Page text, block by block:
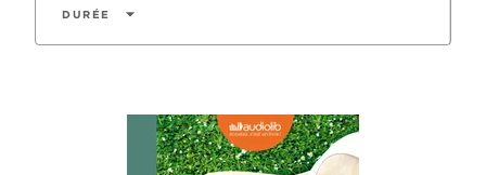
DURÉE arrow_drop_down